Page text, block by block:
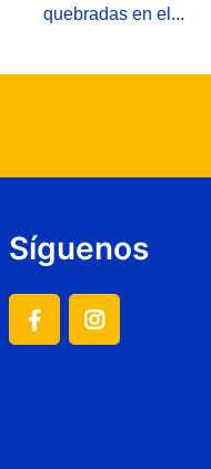
quebradas en el...
Síguenos